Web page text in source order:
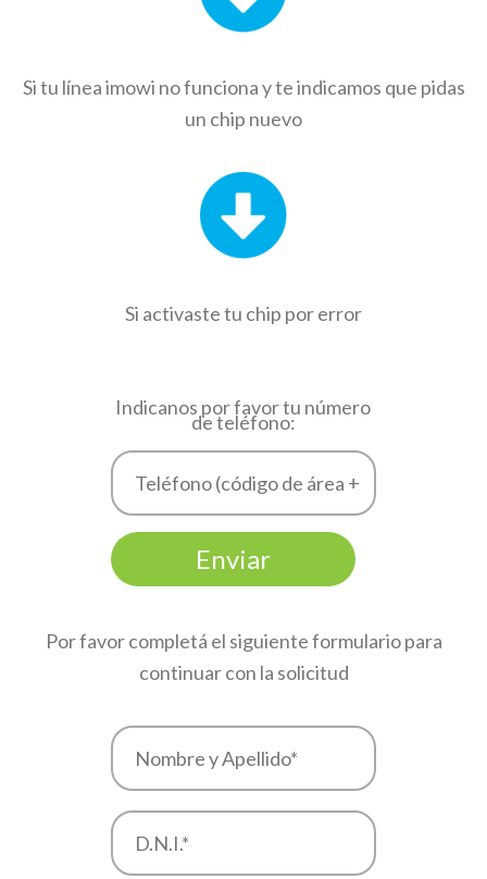
Si tu línea imowi no funciona y te indicamos que pidas
un chip nuevo
Si activaste tu chip por error
Indicanos por favor tu número
de teléfono:
Por favor completá el siguiente formulario para
continuar con la solicitud